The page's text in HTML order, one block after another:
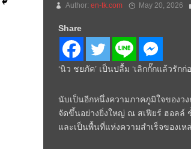
Author: en-tk.com May 20, 2026
Share
‘นิว ชยภัค’ เป็นปลื้ม ‘เลิกกั๊กแล้วรัก
นับเป็นอีกหนึ่งความภาคภูมิใจของว
จัดขึ้นอย่างยิ่งใหญ่ ณ สเฟียร์ ฮอลล์
และเป็นพื้นที่แห่งความสำเร็จของเ